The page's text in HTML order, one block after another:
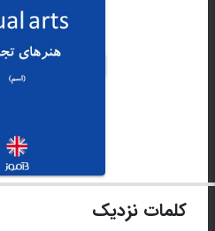
کلمات نزدیک